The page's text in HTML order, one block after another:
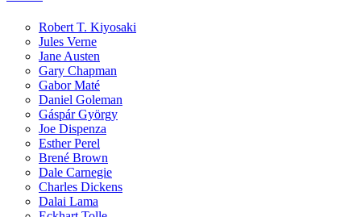
Robert T. Kiyosaki
Jules Verne
Jane Austen
Gary Chapman
Gabor Maté
Daniel Goleman
Gáspár György
Joe Dispenza
Esther Perel
Brené Brown
Dale Carnegie
Charles Dickens
Dalai Lama